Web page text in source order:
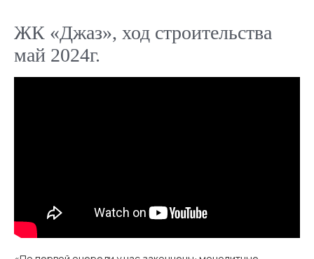
ЖК «Джаз», ход строительства
май 2024г.